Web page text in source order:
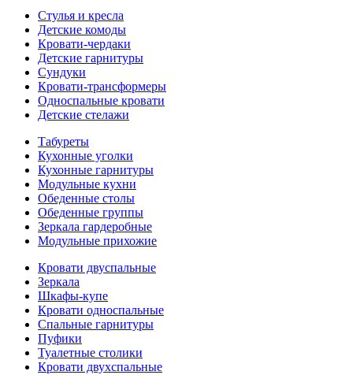
Стулья и кресла
Детские комоды
Кровати-чердаки
Детские гарнитуры
Сундуки
Кровати-трансформеры
Односпальные кровати
Детские стелажи
Табуреты
Кухонные уголки
Кухонные гарнитуры
Модульные кухни
Обеденные столы
Обеденные группы
Зеркала гардеробные
Модульные прихожие
Кровати двуспальные
Зеркала
Шкафы-купе
Кровати односпальные
Спальные гарнитуры
Пуфики
Туалетные столики
Кровати двухспальные